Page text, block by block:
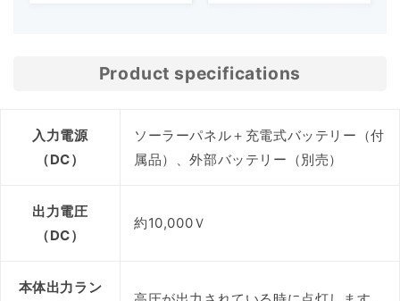
Product specifications
入力電源
（DC）
ソーラーパネル＋充電式バッテリー（付
属品）、外部バッテリー（別売）
出力電圧
（DC）
約10,000Ｖ
本体出力ラン